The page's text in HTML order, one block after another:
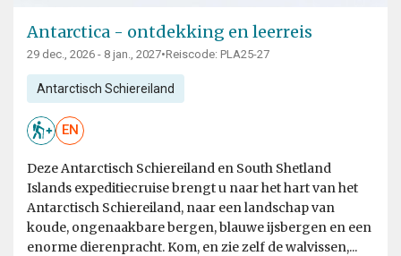
Antarctica - ontdekking en leerreis
29 dec., 2026 - 8 jan., 2027•Reiscode: PLA25-27
Antarctisch Schiereiland
EN
Deze Antarctisch Schiereiland en South Shetland
Islands expeditiecruise brengt u naar het hart van het
Antarctisch Schiereiland, naar een landschap van
koude, ongenaakbare bergen, blauwe ijsbergen en een
enorme dierenpracht. Kom, en zie zelf de walvissen,...